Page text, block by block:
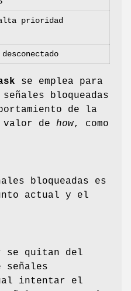
prioridad
se emplea para
bloqueadas
de la
valor de how, como
bloqueadas es
actual y el
se quitan del
señales
intentar el